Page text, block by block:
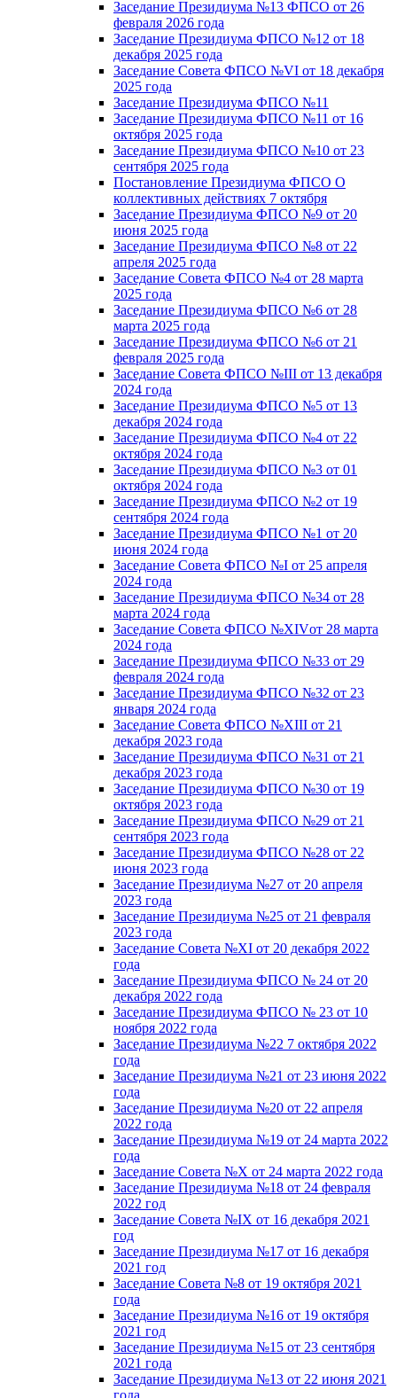
Заседание Президиума №13 ФПСО от 26
февраля 2026 года
Заседание Президиума ФПСО №12 от 18
декабря 2025 года
Заседание Совета ФПСО №VI от 18 декабря
2025 года
Заседание Президиума ФПСО №11
Заседание Президиума ФПСО №11 от 16
октября 2025 года
Заседание Президиума ФПСО №10 от 23
сентября 2025 года
Постановление Президиума ФПСО О
коллективных действиях 7 октября
Заседание Президиума ФПСО №9 от 20
июня 2025 года
Заседание Президиума ФПСО №8 от 22
апреля 2025 года
Заседание Совета ФПСО №4 от 28 марта
2025 года
Заседание Президиума ФПСО №6 от 28
марта 2025 года
Заседание Президиума ФПСО №6 от 21
февраля 2025 года
Заседание Совета ФПСО №III от 13 декабря
2024 года
Заседание Президиума ФПСО №5 от 13
декабря 2024 года
Заседание Президиума ФПСО №4 от 22
октября 2024 года
Заседание Президиума ФПСО №3 от 01
октября 2024 года
Заседание Президиума ФПСО №2 от 19
сентября 2024 года
Заседание Президиума ФПСО №1 от 20
июня 2024 года
Заседание Совета ФПСО №I от 25 апреля
2024 года
Заседание Президиума ФПСО №34 от 28
марта 2024 года
Заседание Совета ФПСО №XIVот 28 марта
2024 года
Заседание Президиума ФПСО №33 от 29
февраля 2024 года
Заседание Президиума ФПСО №32 от 23
января 2024 года
Заседание Совета ФПСО №XIII от 21
декабря 2023 года
Заседание Президиума ФПСО №31 от 21
декабря 2023 года
Заседание Президиума ФПСО №30 от 19
октября 2023 года
Заседание Президиума ФПСО №29 от 21
сентября 2023 года
Заседание Президиума ФПСО №28 от 22
июня 2023 года
Заседание Президиума №27 от 20 апреля
2023 года
Заседание Президиума №25 от 21 февраля
2023 года
Заседание Совета №XI от 20 декабря 2022
года
Заседание Президиума ФПСО № 24 от 20
декабря 2022 года
Заседание Президиума ФПСО № 23 от 10
ноября 2022 года
Заседание Президиума №22 7 октября 2022
года
Заседание Президиума №21 от 23 июня 2022
года
Заседание Президиума №20 от 22 апреля
2022 года
Заседание Президиума №19 от 24 марта 2022
года
Заседание Совета №X от 24 марта 2022 года
Заседание Президиума №18 от 24 февраля
2022 год
Заседание Совета №IX от 16 декабря 2021
год
Заседание Президиума №17 от 16 декабря
2021 год
Заседание Совета №8 от 19 октября 2021
года
Заседание Президиума №16 от 19 октября
2021 год
Заседание Президиума №15 от 23 сентября
2021 года
Заседание Президиума №13 от 22 июня 2021
года